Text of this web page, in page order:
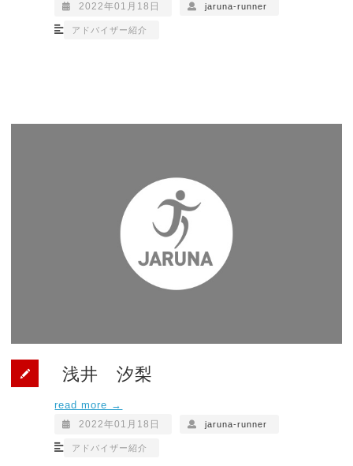
2022年01月18日 jaruna-runner
アドバイザー紹介
浅井 汐梨
read more →
2022年01月18日 jaruna-runner
アドバイザー紹介